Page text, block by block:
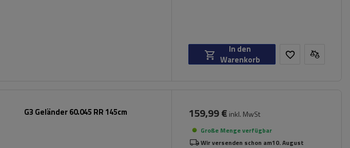
In den
Warenkorb
G3 Geländer 60.045 RR 145cm 159,99 € inkl. MwSt
Große Menge verfügbar
Wir versenden schon am10. August